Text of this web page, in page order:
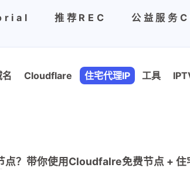
推荐REC 公益服务
名 Cloudflare 住宅代理IP 工具
点？带你使用Cloudfalre免费节点 +